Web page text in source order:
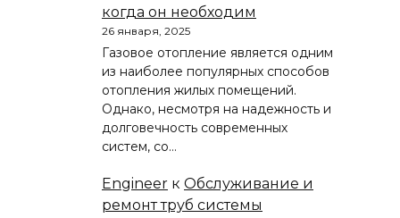
когда он необходим
26 января, 2025
Газовое отопление является одним
из наиболее популярных способов
отопления жилых помещений.
Однако, несмотря на надежность и
долговечность современных
систем, со…
Engineer к Обслуживание и
ремонт труб системы